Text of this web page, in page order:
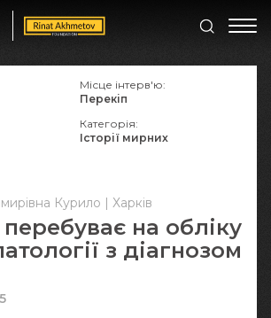
Курило | Харків
на обліку
з діагнозом
Місце інтерв'ю:
Перекіп
Категорія:
Історії мирних